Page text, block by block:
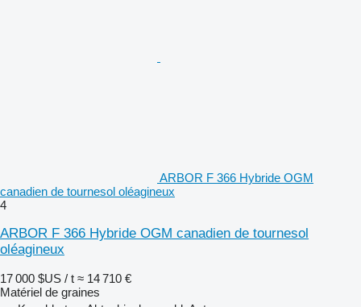
ARBOR F 366 Hybride OGM
canadien de tournesol oléagineux
4
ARBOR F 366 Hybride OGM canadien de tournesol
oléagineux
17 000 $US / t ≈ 14 710 €
Matériel de graines